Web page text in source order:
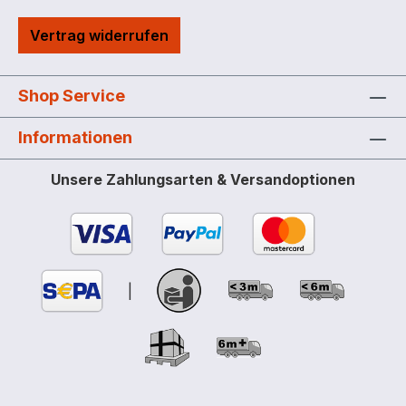
Stahlgitterrost Optional mit praktischen
Arretierungsnocken
Vertrag widerrufen
Shop Service
Informationen
Unsere Zahlungsarten & Versandoptionen